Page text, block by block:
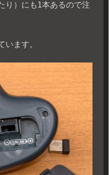
り）にも1本あるので注
います。